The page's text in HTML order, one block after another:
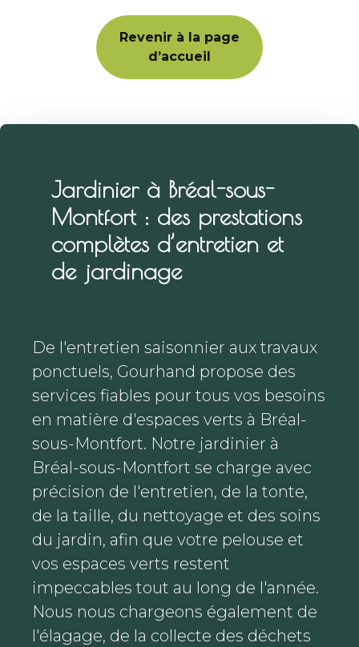
Revenir à la page
d’accueil
Jardinier à Bréal-sous-
Montfort : des prestations
complètes d’entretien et
de jardinage
De l'entretien saisonnier aux travaux
ponctuels, Gourhand propose des
services fiables pour tous vos besoins
en matière d'espaces verts à Bréal-
sous-Montfort. Notre jardinier à
Bréal-sous-Montfort se charge avec
précision de l'entretien, de la tonte,
de la taille, du nettoyage et des soins
du jardin, afin que votre pelouse et
vos espaces verts restent
impeccables tout au long de l'année.
Nous nous chargeons également de
l'élagage, de la collecte des déchets